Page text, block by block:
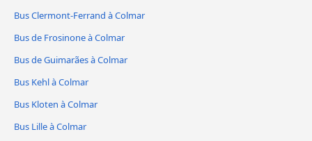
Bus Clermont-Ferrand à Colmar
Bus de Frosinone à Colmar
Bus de Guimarães à Colmar
Bus Kehl à Colmar
Bus Kloten à Colmar
Bus Lille à Colmar